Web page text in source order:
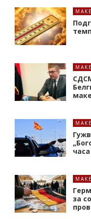
часа
за